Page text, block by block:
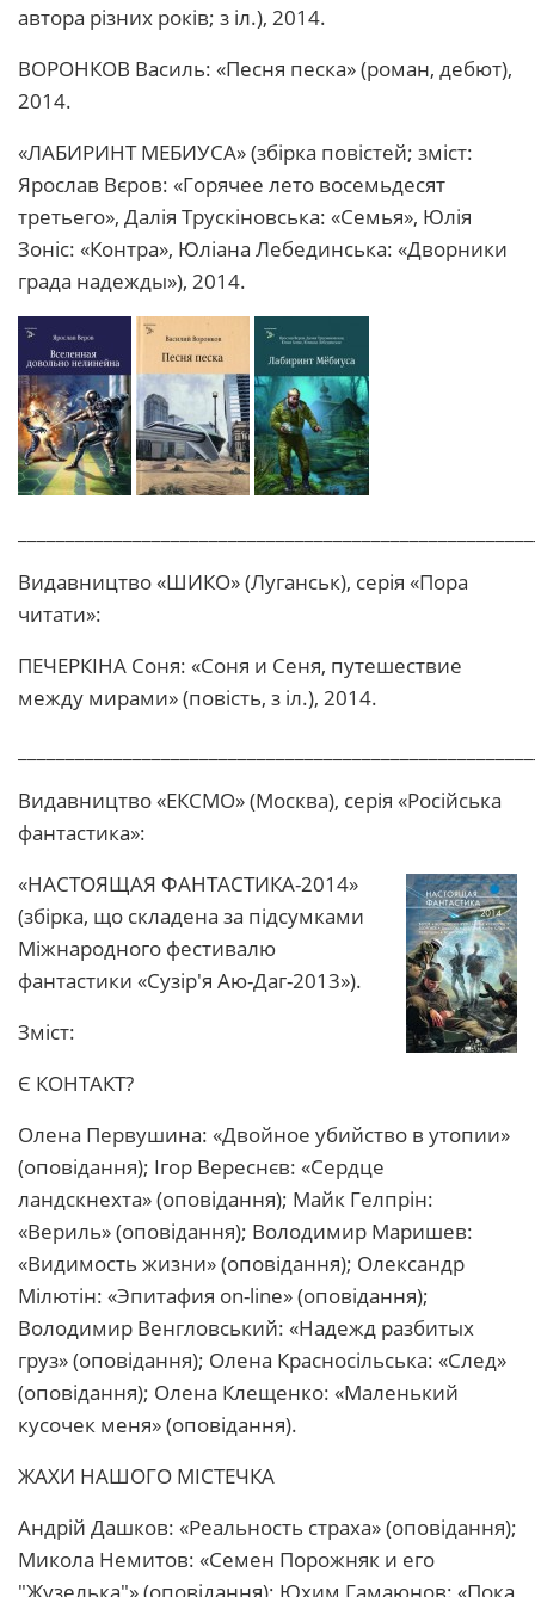
автора різних років; з іл.), 2014.
ВОРОНКОВ Василь: «Песня песка» (роман, дебют),
2014.
«ЛАБИРИНТ МЕБИУСА» (збірка повістей; зміст:
Ярослав Вєров: «Горячее лето восемьдесят
третьего», Далія Трускіновська: «Семья», Юлія
Зоніс: «Контра», Юліана Лебединська: «Дворники
града надежды»), 2014.
Видавництво «ШИКО» (Луганськ), серія «Пора
читати»:
ПЕЧЕРКІНА Соня: «Соня и Сеня, путешествие
между мирами» (повість, з іл.), 2014.
Видавництво «ЕКСМО» (Москва), серія «Російська
фантастика»:
«НАСТОЯЩАЯ ФАНТАСТИКА-2014»
(збірка, що складена за підсумками
Міжнародного фестивалю
фантастики «Сузір'я Аю-Даг-2013»).
Зміст:
Є КОНТАКТ?
Олена Первушина: «Двойное убийство в утопии»
(оповідання); Ігор Вереснєв: «Сердце
ландскнехта» (оповідання); Майк Гелпрін:
«Вериль» (оповідання); Володимир Маришев:
«Видимость жизни» (оповідання); Олександр
Мілютін: «Эпитафия on-line» (оповідання);
Володимир Венгловський: «Надежд разбитых
груз» (оповідання); Олена Красносільська: «След»
(оповідання); Олена Клещенко: «Маленький
кусочек меня» (оповідання).
ЖАХИ НАШОГО МІСТЕЧКА
Андрій Дашков: «Реальность страха» (оповідання);
Микола Немитов: «Семен Порожняк и его